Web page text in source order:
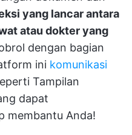
yang lancar antara
atau dokter yang
dengan bagian
ini komunikasi
Tampilan
dapat
membantu Anda!